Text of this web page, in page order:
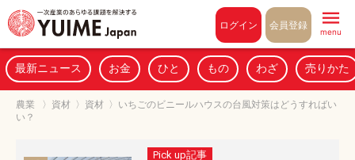
ログイン 会員登録
menu
最新ニュース お金 ひと もの わざ 売りかた
農業 〉 資材 〉 資材 〉 いちごのビニールハウスの台風対策はどうすればい
い？
Pick up記事